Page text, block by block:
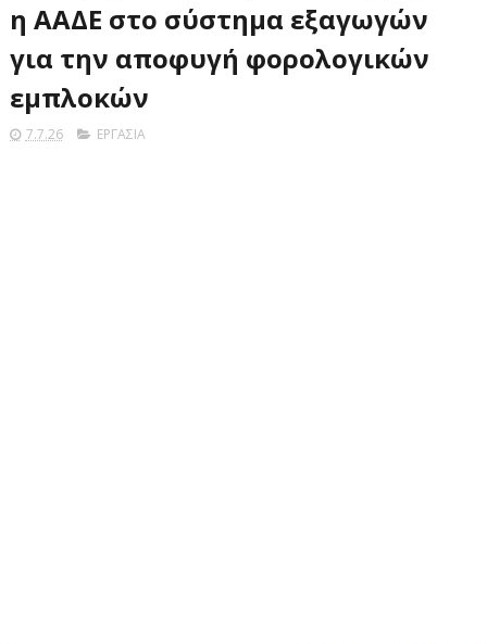
η ΑΑΔΕ στο σύστημα εξαγωγών
για την αποφυγή φορολογικών
εμπλοκών
7.7.26 ΕΡΓΑΣΙΑ